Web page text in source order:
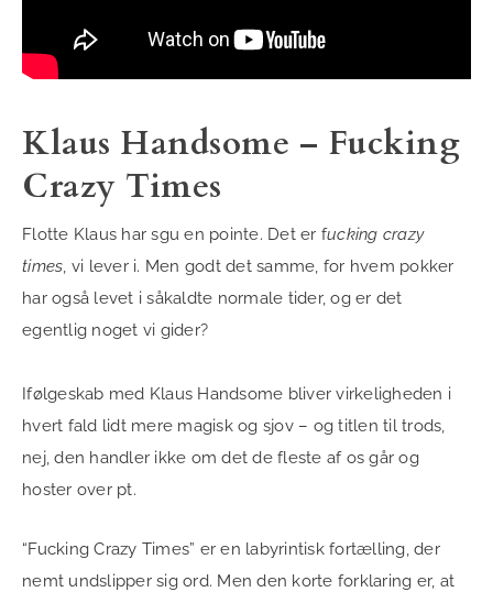
Klaus Handsome – Fucking
Crazy Times
Flotte Klaus har sgu en pointe. Det er fucking crazy
times, vi lever i. Men godt det samme, for hvem pokker
har også levet i såkaldte normale tider, og er det
egentlig noget vi gider?
Ifølgeskab med Klaus Handsome bliver virkeligheden i
hvert fald lidt mere magisk og sjov – og titlen til trods,
nej, den handler ikke om det de fleste af os går og
hoster over pt.
“Fucking Crazy Times” er en labyrintisk fortælling, der
nemt undslipper sig ord. Men den korte forklaring er, at